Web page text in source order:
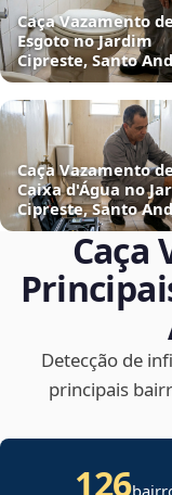
Caça Vazamento de
Esgoto no Jardim
Cipreste, Santo
Caça Vazamento
Caixa d'Água no
Cipreste, Santo
Caça
Detecção de
principais
126